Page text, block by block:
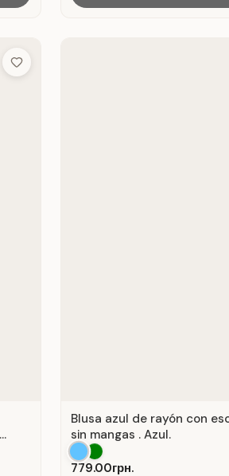
Add to Wish List
Blusa azul de rayón con
sin mangas . Azul.
779.00грн.